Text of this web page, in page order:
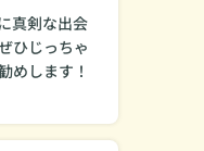
真剣な出会
ひじっちゃ
めします！